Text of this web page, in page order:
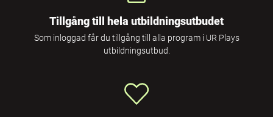
Tillgång till hela utbildningsutbudet
Som inloggad får du tillgång till alla program i UR Plays
utbildningsutbud.